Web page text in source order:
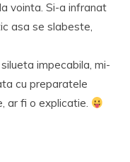
vointa. Si-a infranat
asa se slabeste,
impecabila, mi-
cu preparatele
ar fi o explicatie.